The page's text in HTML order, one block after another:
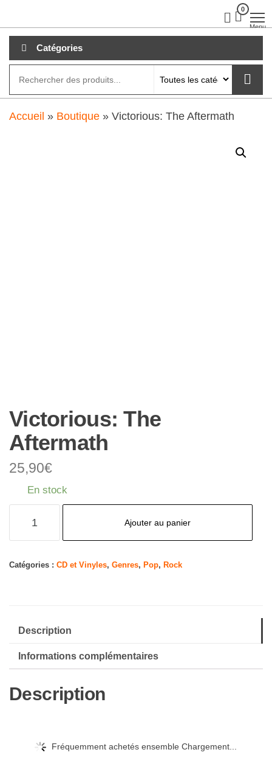
au
contenu
0
Menu
Catégories
Accueil » Boutique » Victorious: The Aftermath
Victorious: The
Aftermath
25,90€
En stock
The
Ajouter au panier
Catégories : CD et Vinyles, Genres, Pop, Rock
Description
Informations complémentaires
Description
Fréquemment achetés ensemble Chargement...